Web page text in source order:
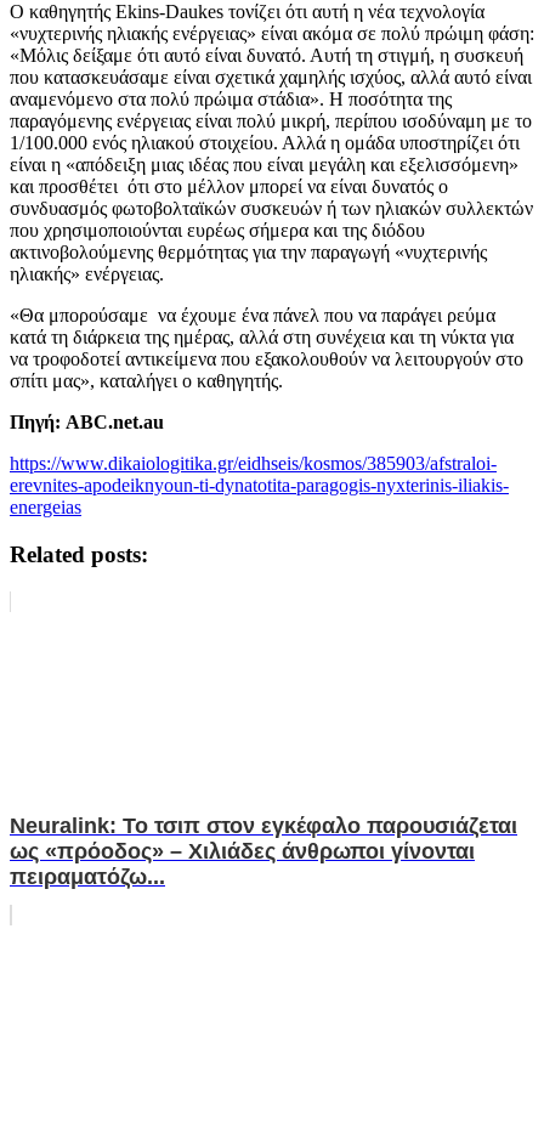
Ο καθηγητής Ekins-Daukes τονίζει ότι αυτή η νέα τεχνολογία
«νυχτερινής ηλιακής ενέργειας» είναι ακόμα σε πολύ πρώιμη φάση:
«Μόλις δείξαμε ότι αυτό είναι δυνατό. Αυτή τη στιγμή, η συσκευή
που κατασκευάσαμε είναι σχετικά χαμηλής ισχύος, αλλά αυτό είναι
αναμενόμενο στα πολύ πρώιμα στάδια». Η ποσότητα της
παραγόμενης ενέργειας είναι πολύ μικρή, περίπου ισοδύναμη με το
1/100.000 ενός ηλιακού στοιχείου. Αλλά η ομάδα υποστηρίζει ότι
είναι η «απόδειξη μιας ιδέας που είναι μεγάλη και εξελισσόμενη»
και προσθέτει ότι στο μέλλον μπορεί να είναι δυνατός ο
συνδυασμός φωτοβολταϊκών συσκευών ή των ηλιακών συλλεκτών
που χρησιμοποιούνται ευρέως σήμερα και της διόδου
ακτινοβολούμενης θερμότητας για την παραγωγή «νυχτερινής
ηλιακής» ενέργειας.
«Θα μπορούσαμε να έχουμε ένα πάνελ που να παράγει ρεύμα
κατά τη διάρκεια της ημέρας, αλλά στη συνέχεια και τη νύκτα για
να τροφοδοτεί αντικείμενα που εξακολουθούν να λειτουργούν στο
σπίτι μας», καταλήγει ο καθηγητής.
Πηγή: ABC.net.au
https://www.dikaiologitika.gr/eidhseis/kosmos/385903/afstraloi-
erevnites-apodeiknyoun-ti-dynatotita-paragogis-nyxterinis-iliakis-
energeias
Related posts:
Neuralink: Το τσιπ στον εγκέφαλο παρουσιάζεται
ως «πρόοδος» – Χιλιάδες άνθρωποι γίνονται
πειραματόζω...